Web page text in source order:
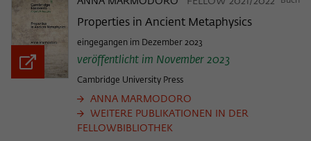
Properties in Ancient Metaphysics
eingegangen im Dezember 2023
veröffentlicht im November 2023
Cambridge University Press
ANNA MARMODORO
WEITERE PUBLIKATIONEN IN DER
FELLOWBIBLIOTHEK
Laufzeit 30 Minuten
Zweck
Dieses kurzlebige Cookie wird dazu
verwendet, vorübergehend Daten über
den aktuellen Aufenthalt des Besuchs auf
der Webseite des Wissenschaftskollegs
zu speichern.